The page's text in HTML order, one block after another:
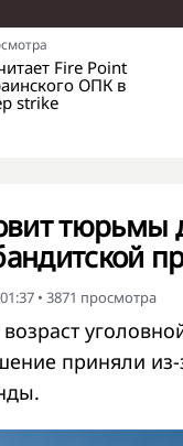
Fire Point
ОПК в
strike
тюрьмы
• 3871 просмотра
приняли из-